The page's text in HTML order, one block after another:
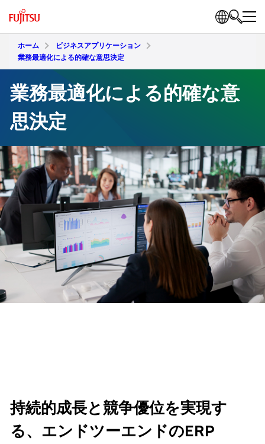
ホーム
ビジネスアプリケーション
業務最適化による的確な意思決定
業務最適化による的確な意
思決定
持続的成長と競争優位を実現す
る、エンドツーエンドのERP